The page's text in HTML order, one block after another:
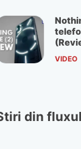
VIDEO
din